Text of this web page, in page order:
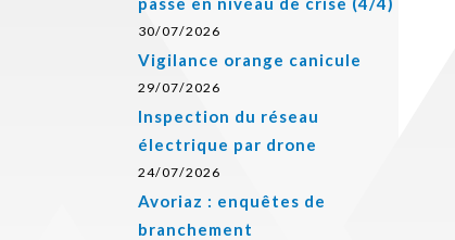
30/07/2026
Vigilance orange canicule
29/07/2026
Inspection du réseau
électrique par drone
24/07/2026
Avoriaz : enquêtes de
branchement